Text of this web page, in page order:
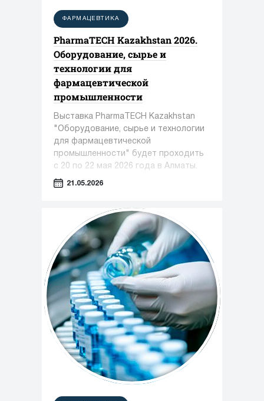
ФАРМАЦЕВТИКА
PharmaTECH Kazakhstan 2026.
Оборудование, сырье и
технологии для
фармацевтической
промышленности
Выставка PharmaTECH Kazakhstan
"Оборудование, сырье и технологии
для фармацевтической
промышленности" будет проходить
с 20 по 22 мая 2026 года в Алматы.
21.05.2026